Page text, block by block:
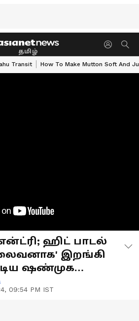
தமிழ்
Transit How To Make Mutton Soft And
ஹிட் பாடல்
இறங்கி
ஷண்முக
09:54 PM IST